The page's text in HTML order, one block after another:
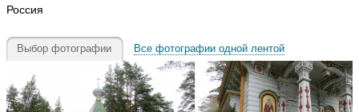
Россия
Выбор фотографии Все фотографии одной лентой